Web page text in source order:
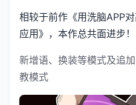
相较于前作《用洗脑APP
应用》，本作总共面进步！
新增语、换装等模式及追
教模式